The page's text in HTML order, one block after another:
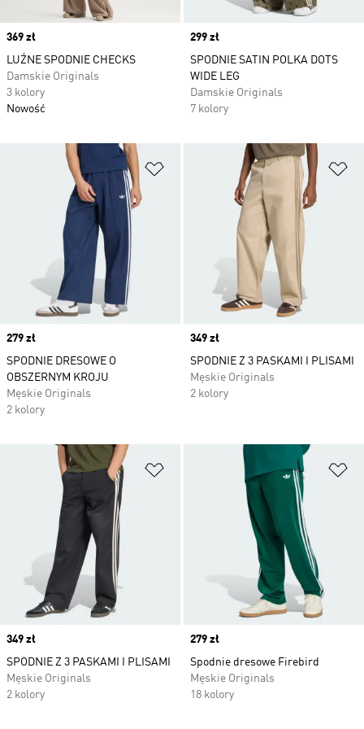
Price
369 zł
LUŹNE SPODNIE CHECKS
Damskie Originals
3 kolory
Nowość
Price
299 zł
SPODNIE SATIN POLKA DOTS
WIDE LEG
Damskie Originals
7 kolory
Dodaj do listy życzeń
Price
279 zł
SPODNIE DRESOWE O
OBSZERNYM KROJU
Męskie Originals
2 kolory
Price
349 zł
SPODNIE Z 3 PASKAMI I PLISAMI
Męskie Originals
2 kolory
Dodaj do listy życzeń
Price
349 zł
SPODNIE Z 3 PASKAMI I PLISAMI
Męskie Originals
2 kolory
Price
279 zł
Spodnie dresowe Firebird
Męskie Originals
18 kolory